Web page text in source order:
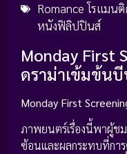
Romance โรแมน
หนังฟิลิปปินส์
Monday First
ดราม่าเข้มข้น
Monday First
ภาพยนตร์เรื่องนี้พาผู้ช
ซ้อนและผลกระทบที่การ